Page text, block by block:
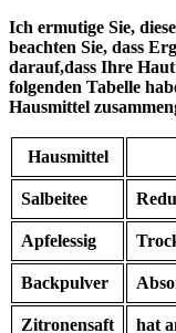
Ich ermutige Sie,
beachten Sie, dass
⁢darauf,dass Ihre
folgenden Tabelle⁤
Hausmittel
Hausmittel
Salbeitee
Apfelessig
Backpulver
Zitronensaft hat